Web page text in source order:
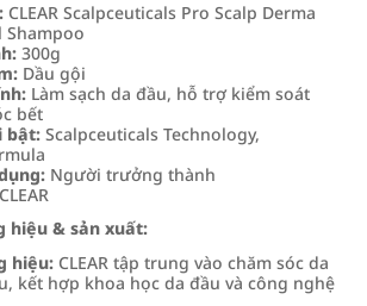
CLEAR Scalpceuticals Pro Scalp Derma
Shampoo
300g
Dầu gội
Làm sạch da đầu, hỗ trợ kiểm soát
bết
bật: Scalpceuticals Technology,
Người trưởng thành
CLEAR
hiệu & sản xuất:
hiệu: CLEAR tập trung vào chăm sóc da
kết hợp khoa học da đầu và công nghệ